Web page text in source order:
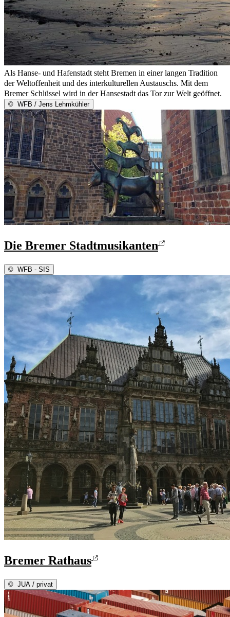
Als Hanse- und Hafenstadt steht Bremen in einer langen Tradition
der Weltoffenheit und des interkulturellen Austauschs. Mit dem
Bremer Schlüssel wird in der Hansestadt das Tor zur Welt geöffnet.
© WFB / Jens Lehmkühler
Die Bremer Stadtmusikanten
© WFB - SIS
Bremer Rathaus
© JUA / privat